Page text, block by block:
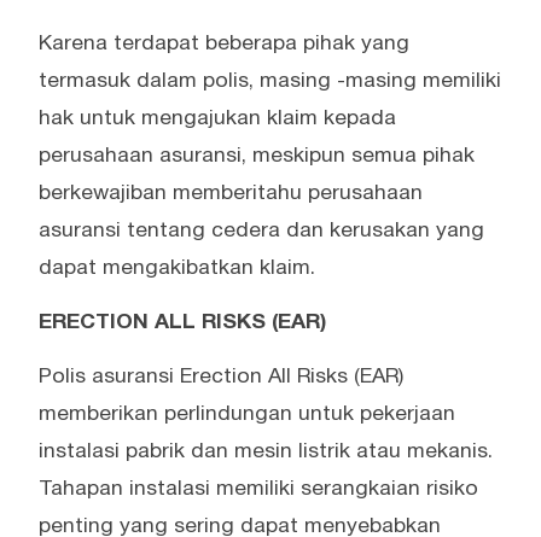
Karena terdapat beberapa pihak yang
termasuk dalam polis, masing -masing memiliki
hak untuk mengajukan klaim kepada
perusahaan asuransi, meskipun semua pihak
berkewajiban memberitahu perusahaan
asuransi tentang cedera dan kerusakan yang
dapat mengakibatkan klaim.
ERECTION ALL RISKS (EAR)
Polis asuransi Erection All Risks (EAR)
memberikan perlindungan untuk pekerjaan
instalasi pabrik dan mesin listrik atau mekanis.
Tahapan instalasi memiliki serangkaian risiko
penting yang sering dapat menyebabkan